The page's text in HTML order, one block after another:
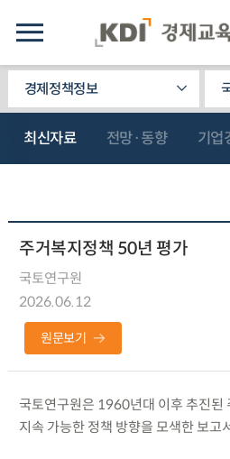
경제정책정보
최신자료 전망·동향 기업
주거복지정책 50년 평가
국토연구원
2026.06.12
원문보기
국토연구원은 1960년대 이후 추진된
지속 가능한 정책 방향을 모색한 보고